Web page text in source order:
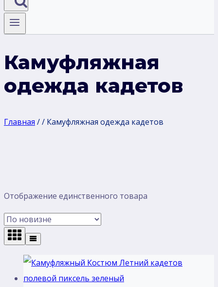
Камуфляжная
одежда кадетов
Главная // Камуфляжная одежда кадетов
Отображение единственного товара